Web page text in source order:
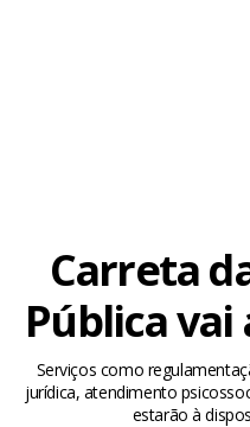
Carreta
Pública vai
Serviços como
jurídica, atendimento
estarão à